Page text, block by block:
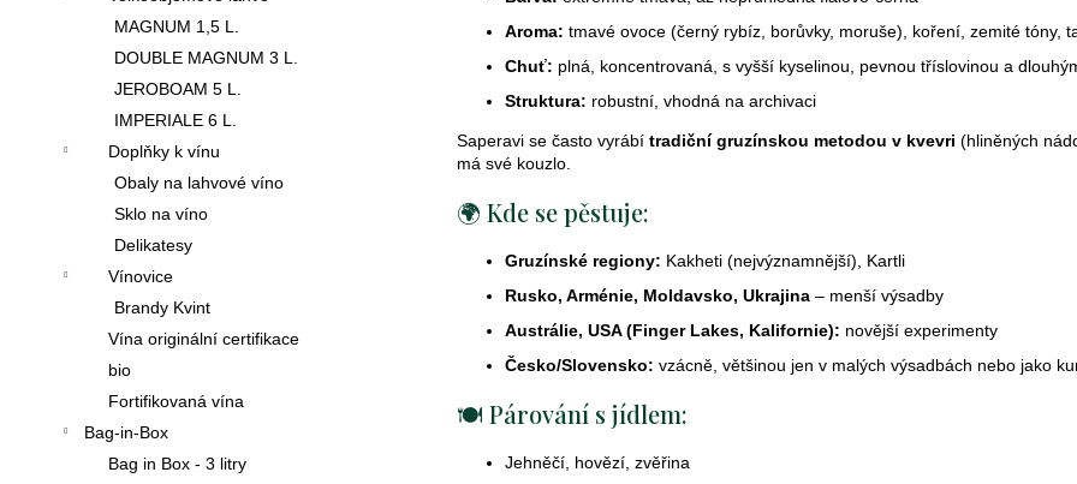
MAGNUM 1,5 L.
DOUBLE MAGNUM 3 L.
JEROBOAM 5 L.
IMPERIALE 6 L.
Doplňky k vínu
Obaly na lahvové víno
Sklo na víno
Delikatesy
Vínovice
Brandy Kvint
Vína originální certifikace
bio
Fortifikovaná vína
Bag-in-Box
Bag in Box - 3 litry
k
v
p
i
Aroma: tmavé ovoce (černý rybíz, borůvky, moruše), koření, zemité tóny,
Chuť: plná, koncentrovaná, s vyšší kyselinou, pevnou tříslovinou a
Struktura: robustní, vhodná na archivaci
Saperavi se často vyrábí tradiční gruzínskou metodou v kvevri (hliněných
má své kouzlo.
🌍 Kde se pěstuje:
Gruzínské regiony: Kakheti (nejvýznamnější), Kartli
Rusko, Arménie, Moldavsko, Ukrajina – menší výsadby
Austrálie, USA (Finger Lakes, Kalifornie): novější experimenty
Česko/Slovensko: vzácně, většinou jen v malých výsadbách nebo jako
🍽 Párování s jídlem:
Jehněčí, hovězí, zvěřina